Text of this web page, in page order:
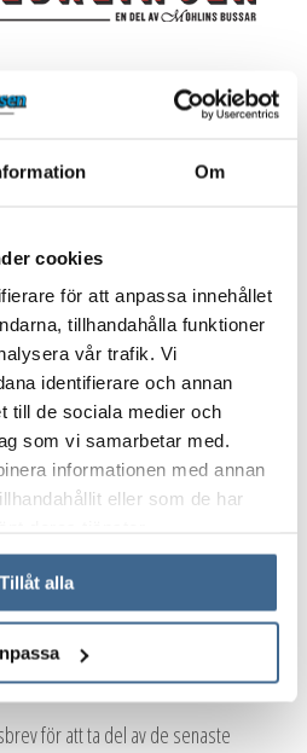
Om
cookies
för att anpassa innehållet
tillhandahålla funktioner
vår trafik. Vi
identifierare och annan
till de sociala medier och
som vi samarbetar med.
informationen med annan
eller som de har
Tillåt alla
tom 2026-09-06
tom 2026-12-20
tom 2026-08-16
för att ta del av de senaste